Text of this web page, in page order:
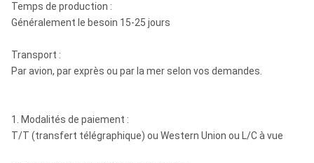
Temps de production :
Généralement le besoin 15-25 jours
Transport :
Par avion, par exprès ou par la mer selon vos demandes.
1. Modalités de paiement :
T/T (transfert télégraphique) ou Western Union ou L/C à vue